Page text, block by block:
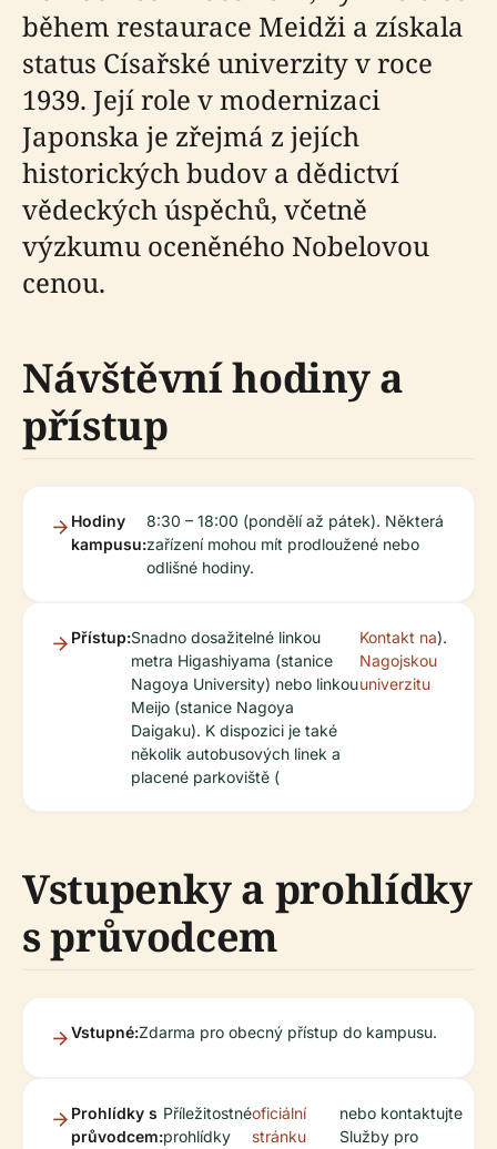
během restaurace Meidži a získala
status Císařské univerzity v roce
1939. Její role v modernizaci
Japonska je zřejmá z jejích
historických budov a dědictví
vědeckých úspěchů, včetně
výzkumu oceněného Nobelovou
cenou.
Návštěvní hodiny a
přístup
Hodiny
kampusu:
8:30 – 18:00 (pondělí až pátek). Některá
zařízení mohou mít prodloužené nebo
odlišné hodiny.
Přístup:Snadno dosažitelné linkou
metra Higashiyama (stanice
Nagoya University) nebo linkou
Meijo (stanice Nagoya
Daigaku). K dispozici je také
několik autobusových linek a
placené parkoviště (
Kontakt na
Nagojskou
univerzitu
).
Vstupenky a prohlídky
s průvodcem
Vstupné:Zdarma pro obecný přístup do kampusu.
Prohlídky s
průvodcem:
Příležitostné
prohlídky
oficiální
stránku
nebo kontaktujte
Služby pro